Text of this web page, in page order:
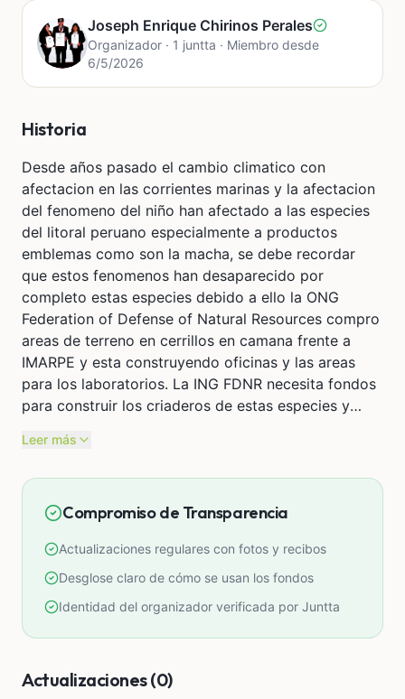
Joseph Enrique Chirinos Perales
Organizador · 1 juntta · Miembro desde
6/5/2026
Historia
Desde años pasado el cambio climatico con
afectacion en las corrientes marinas y la afectacion
del fenomeno del niño han afectado a las especies
del litoral peruano especialmente a productos
emblemas como son la macha, se debe recordar
que estos fenomenos han desaparecido por
completo estas especies debido a ello la ONG
Federation of Defense of Natural Resources compro
areas de terreno en cerrillos en camana frente a
IMARPE y esta construyendo oficinas y las areas
para los laboratorios. La ING FDNR necesita fondos
para construir los criaderos de estas especies y
inicios del año 2027
Leer más
Compromiso de Transparencia
Actualizaciones regulares con fotos y recibos
Desglose claro de cómo se usan los fondos
Identidad del organizador verificada por Juntta
Actualizaciones (0)